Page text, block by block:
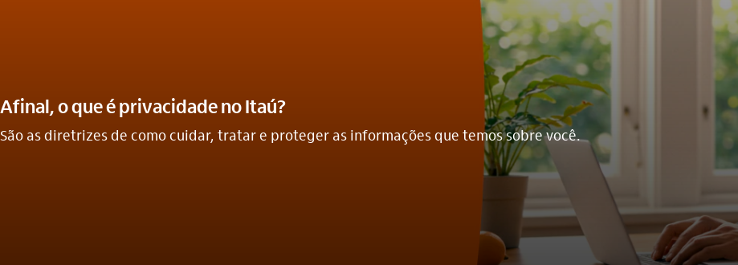
Afinal, o que é privacidade no Itaú?
São as diretrizes de como cuidar, tratar e proteger as informações que temos sobre você.